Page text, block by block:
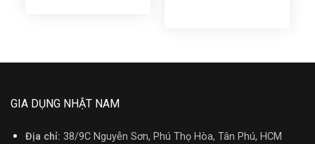
GIA DỤNG NHẬT NAM
Địa chỉ: 38/9C Nguyễn Sơn, Phú Thọ Hòa, Tân Phú, HCM